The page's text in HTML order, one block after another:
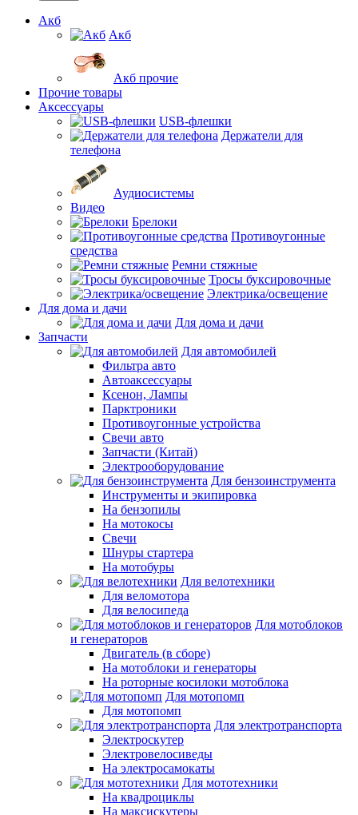
Акб
Акб
Акб прочие
Прочие товары
Аксессуары
USB-флешки
Держатели для
телефона
Аудиосистемы
Видео
Брелоки
Противоугонные
средства
Ремни стяжные
Тросы буксировочные
Электрика/освещение
Для дома и дачи
Для дома и дачи
Запчасти
Для автомобилей
Фильтра авто
Автоаксессуары
Ксенон, Лампы
Парктроники
Противоугонные устройства
Свечи авто
Запчасти (Китай)
Электрооборудование
Для бензоинструмента
Инструменты и экипировка
На бензопилы
На мотокосы
Свечи
Шнуры стартера
На мотобуры
Для велотехники
Для веломотора
Для велосипеда
Для мотоблоков
и генераторов
Двигатель (в сборе)
На мотоблоки и генераторы
На роторные косилоки мотоблока
Для мотопомп
Для мотопомп
Для электротранспорта
Электроскутер
Электровелосиведы
На электросамокаты
Для мототехники
На квадроциклы
На максискутеры